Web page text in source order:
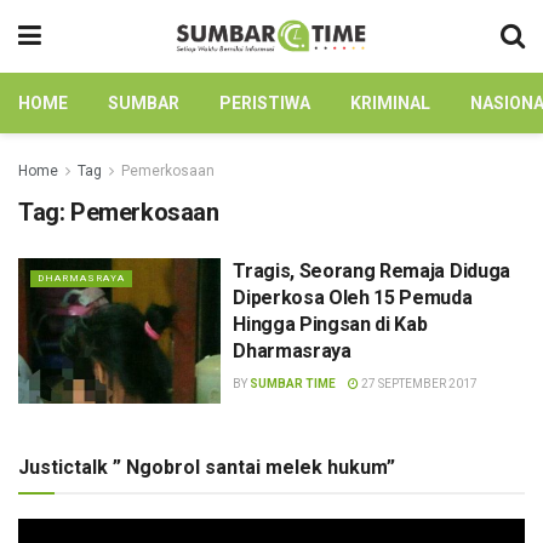
HOME SUMBAR PERISTIWA KRIMINAL
Home Tag Pemerkosaan
Tag: Pemerkosaan
DHARMASRAYA
Tragis, Seorang Remaja Diduga
Diperkosa Oleh 15 Pemuda
Hingga Pingsan di Kab
Dharmasraya
BY SUMBAR TIME 27 SEPTEMBER 2017
Justictalk ” Ngobrol santai melek hukum”